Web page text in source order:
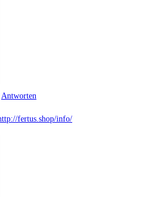
Antworten
fertus.shop/info/